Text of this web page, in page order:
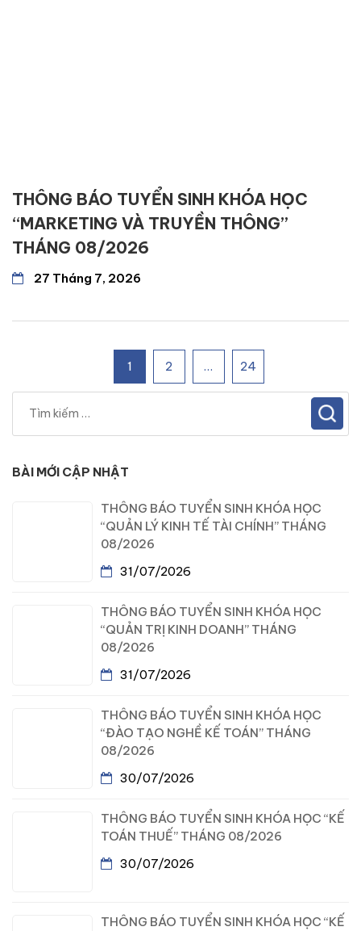
THÔNG BÁO TUYỂN SINH KHÓA HỌC
“MARKETING VÀ TRUYỀN THÔNG”
THÁNG 08/2026
27 Tháng 7, 2026
1 2 … 24
BÀI MỚI CẬP NHẬT
THÔNG BÁO TUYỂN SINH KHÓA HỌC
“QUẢN LÝ KINH TẾ TÀI CHÍNH” THÁNG
08/2026
31/07/2026
THÔNG BÁO TUYỂN SINH KHÓA HỌC
“QUẢN TRỊ KINH DOANH” THÁNG
08/2026
31/07/2026
THÔNG BÁO TUYỂN SINH KHÓA HỌC
“ĐÀO TẠO NGHỀ KẾ TOÁN” THÁNG
08/2026
30/07/2026
THÔNG BÁO TUYỂN SINH KHÓA HỌC “KẾ
TOÁN THUẾ” THÁNG 08/2026
30/07/2026
THÔNG BÁO TUYỂN SINH KHÓA HỌC “KẾ